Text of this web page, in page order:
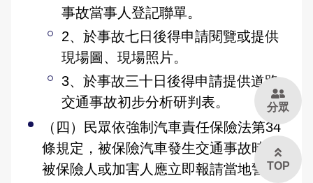
事故當事人登記聯單。
2、於事故七日後得申請閱覽或提供
現場圖、現場照片。
3、於事故三十日後得申請提供道路
交通事故初步分析研判表。
（四）民眾依強制汽車責任保險法第34
條規定，被保險汽車發生交通事故時，
被保險人或加害人應立即報請當地警、
分眾
TOP